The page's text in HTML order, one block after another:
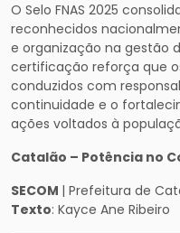
O Selo FNAS 2025
reconhecidos
e organização na gestão
certificação reforça que
conduzidos com
continuidade e o
ações voltados à
Catalão – Potência no
SECOM | Prefeitura de
Texto: Kayce Ane Ribeiro